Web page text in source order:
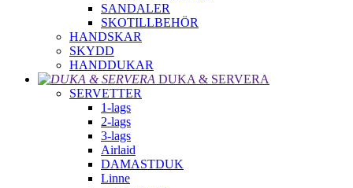
SANDALER
SKOTILLBEHÖR
HANDSKAR
SKYDD
HANDDUKAR
DUKA & SERVERA
SERVETTER
1-lags
2-lags
3-lags
Airlaid
DAMASTDUK
Linne